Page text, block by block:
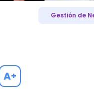
Gestión de
A+